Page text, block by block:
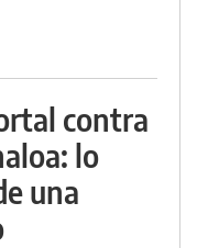
contra
lo
una